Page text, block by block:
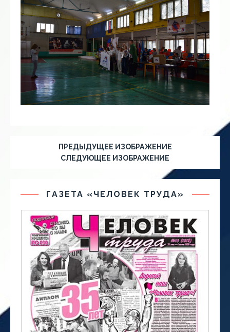
ПРЕДЫДУЩЕЕ ИЗОБРАЖЕНИЕ
СЛЕДУЮЩЕЕ ИЗОБРАЖЕНИЕ
ГАЗЕТА «ЧЕЛОВЕК ТРУДА»